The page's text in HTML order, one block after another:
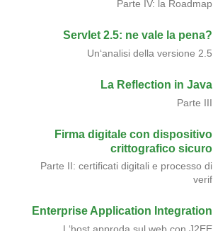
Parte IV: la Roadmap
Servlet 2.5: ne vale la pena?
Un‘analisi della versione 2.5
La Reflection in Java
Parte III
Firma digitale con dispositivo
crittografico sicuro
Parte II: certificati digitali e processo di
verif
Enterprise Application Integration